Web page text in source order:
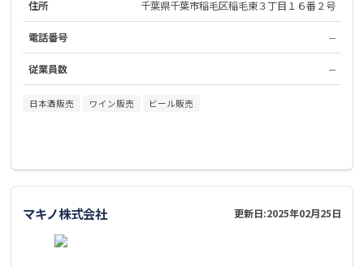
住所 千葉県千葉市稲毛区稲毛東３丁目１６番２号
電話番号 --
従業員数 --
日本酒販売 ワイン販売 ビール販売
マキノ株式会社 更新日:2025年02月25日